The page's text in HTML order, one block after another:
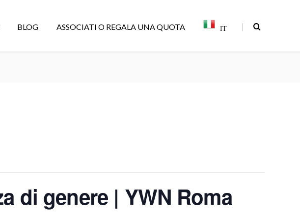
BLOG ASSOCIATI O REGALA UNA QUOTA IT |
di genere | YWN Roma